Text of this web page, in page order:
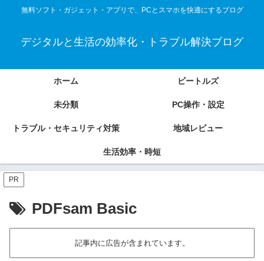
無料ソフト・ガジェット・アプリで、PCとスマホを快適にするブログ
デジタルと生活の効率化・トラブル解決ブログ
ホーム ビートルズ
未分類 PC操作・設定
トラブル・セキュリティ対策 地域レビュー
生活効率・時短
PR
PDFsam Basic
記事内に広告が含まれています。